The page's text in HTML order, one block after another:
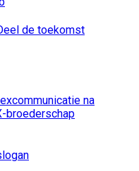
de toekomst
na
broederschap